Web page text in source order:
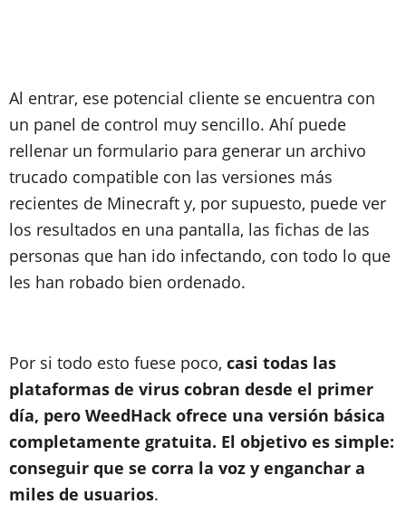
Al entrar, ese potencial cliente se encuentra con
un panel de control muy sencillo. Ahí puede
rellenar un formulario para generar un archivo
trucado compatible con las versiones más
recientes de Minecraft y, por supuesto, puede ver
los resultados en una pantalla, las fichas de las
personas que han ido infectando, con todo lo que
les han robado bien ordenado.
Por si todo esto fuese poco, casi todas las
plataformas de virus cobran desde el primer
día, pero WeedHack ofrece una versión básica
completamente gratuita. El objetivo es simple:
conseguir que se corra la voz y enganchar a
miles de usuarios.